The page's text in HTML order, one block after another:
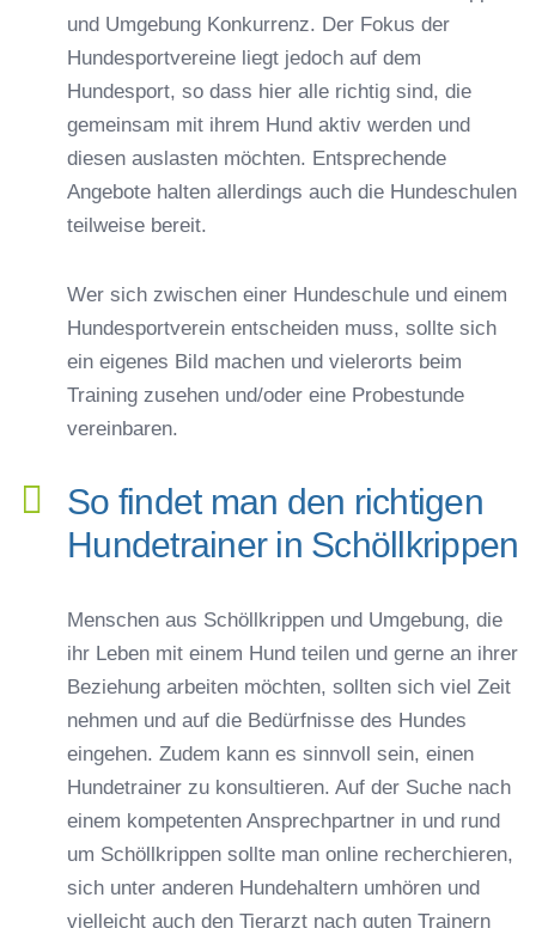
und Umgebung Konkurrenz. Der Fokus der
Hundesportvereine liegt jedoch auf dem
Hundesport, so dass hier alle richtig sind, die
gemeinsam mit ihrem Hund aktiv werden und
diesen auslasten möchten. Entsprechende
Angebote halten allerdings auch die Hundeschulen
teilweise bereit.
Wer sich zwischen einer Hundeschule und einem
Hundesportverein entscheiden muss, sollte sich
ein eigenes Bild machen und vielerorts beim
Training zusehen und/oder eine Probestunde
vereinbaren.
So findet man den richtigen
Hundetrainer in Schöllkrippen
Menschen aus Schöllkrippen und Umgebung, die
ihr Leben mit einem Hund teilen und gerne an ihrer
Beziehung arbeiten möchten, sollten sich viel Zeit
nehmen und auf die Bedürfnisse des Hundes
eingehen. Zudem kann es sinnvoll sein, einen
Hundetrainer zu konsultieren. Auf der Suche nach
einem kompetenten Ansprechpartner in und rund
um Schöllkrippen sollte man online recherchieren,
sich unter anderen Hundehaltern umhören und
vielleicht auch den Tierarzt nach guten Trainern